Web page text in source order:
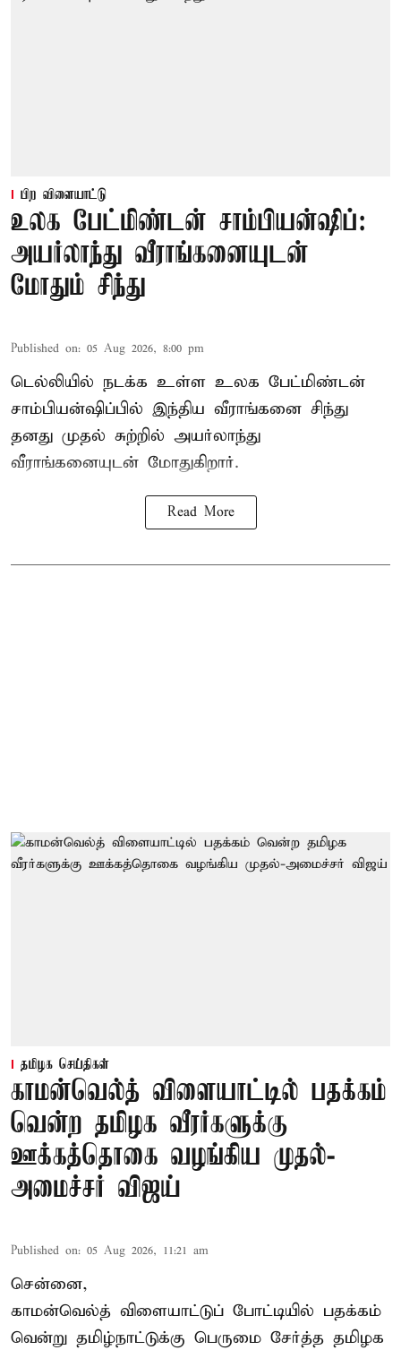
பிற விளையாட்டு
உலக பேட்மிண்டன் சாம்பியன்ஷிப்:
அயர்லாந்து வீராங்கனையுடன்
மோதும் சிந்து
Published on: 05 Aug 2026, 8:00 pm
டெல்லியில் நடக்க உள்ள உலக பேட்மிண்டன்
சாம்பியன்ஷிப்பில் இந்திய வீராங்கனை சிந்து
தனது முதல் சுற்றில் அயர்லாந்து
வீராங்கனையுடன் மோதுகிறார்.
Read More
தமிழக செய்திகள்
காமன்வெல்த் விளையாட்டில் பதக்கம்
வென்ற தமிழக வீரர்களுக்கு
ஊக்கத்தொகை வழங்கிய முதல்-
அமைச்சர் விஜய்
Published on: 05 Aug 2026, 11:21 am
சென்னை,
காமன்வெல்த் விளையாட்டுப் போட்டியில் பதக்கம்
வென்று தமிழ்நாட்டுக்கு பெருமை சேர்த்த தமிழக